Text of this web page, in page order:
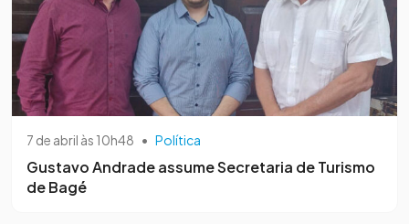
7 de abril às 10h48 • Política
Gustavo Andrade assume Secretaria de Turismo
de Bagé